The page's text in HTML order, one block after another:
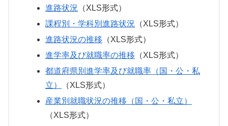
進路状況 （XLS形式）
課程別・学科別進路状況 （XLS形式）
進路状況の推移 （XLS形式）
進学率及び就職率の推移 （XLS形式）
都道府県別進学率及び就職率（国・公・私
立）
（XLS形式）
産業別就職状況の推移（国・公・私立）
（XLS形式）